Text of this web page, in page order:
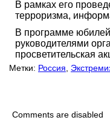
В рамках его
терроризма,
В программе
руководителями
просветительская
Метки: Россия
Comments are disabled